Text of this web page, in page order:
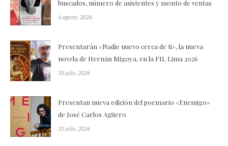
buscados, número de asistentes y monto de ventas
6 agosto, 2026
Presentarán «Nadie nuevo cerca de ti», la nueva
novela de Hernán Migoya, en la FIL Lima 2026
31 julio, 2026
Presentan nueva edición del poemario «Enemigo»
de José Carlos Agüero
31 julio, 2026